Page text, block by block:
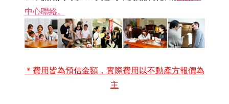
中心聯絡。
＊費用皆為預估金額，實際費用以不動產方報價為
主